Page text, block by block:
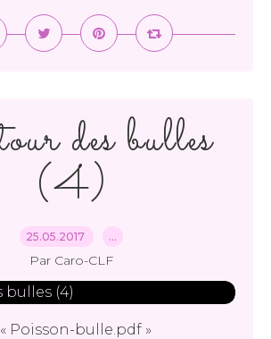
des bulles
(4)
25.05.2017 …
Par Caro-CLF
Poisson-bulle.pdf »